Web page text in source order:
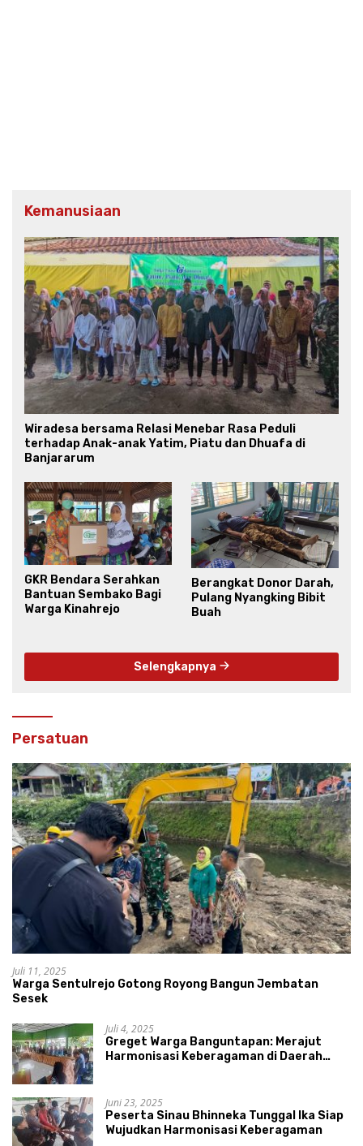
Kemanusiaan
Wiradesa bersama Relasi Menebar Rasa Peduli
terhadap Anak-anak Yatim, Piatu dan Dhuafa di
Banjararum
GKR Bendara Serahkan
Bantuan Sembako Bagi
Warga Kinahrejo
Berangkat Donor Darah,
Pulang Nyangking Bibit
Buah
Selengkapnya
Persatuan
Juli 11, 2025
Warga Sentulrejo Gotong Royong Bangun Jembatan
Sesek
Juli 4, 2025
Greget Warga Banguntapan: Merajut
Harmonisasi Keberagaman di Daerah
Juni 23, 2025
Peserta Sinau Bhinneka Tunggal Ika Siap
Wujudkan Harmonisasi Keberagaman